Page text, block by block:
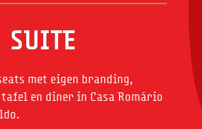
SUITE
met eigen branding,
en diner in Casa Romário